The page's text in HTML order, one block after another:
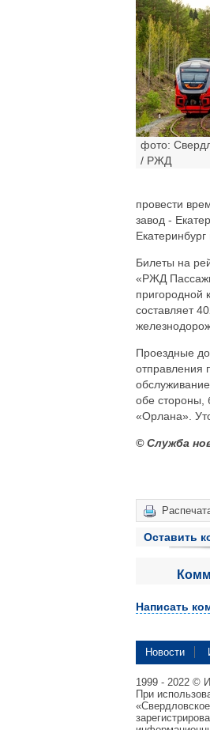
фото:
/ РЖД
провести
завод -
Билеты на
«РЖД
пригородной
составляет
Проездные
отправления
обе стороны,
«Орлана».
© Служба
Оставить
Написать
Новости
1999 - 2022 ©
При